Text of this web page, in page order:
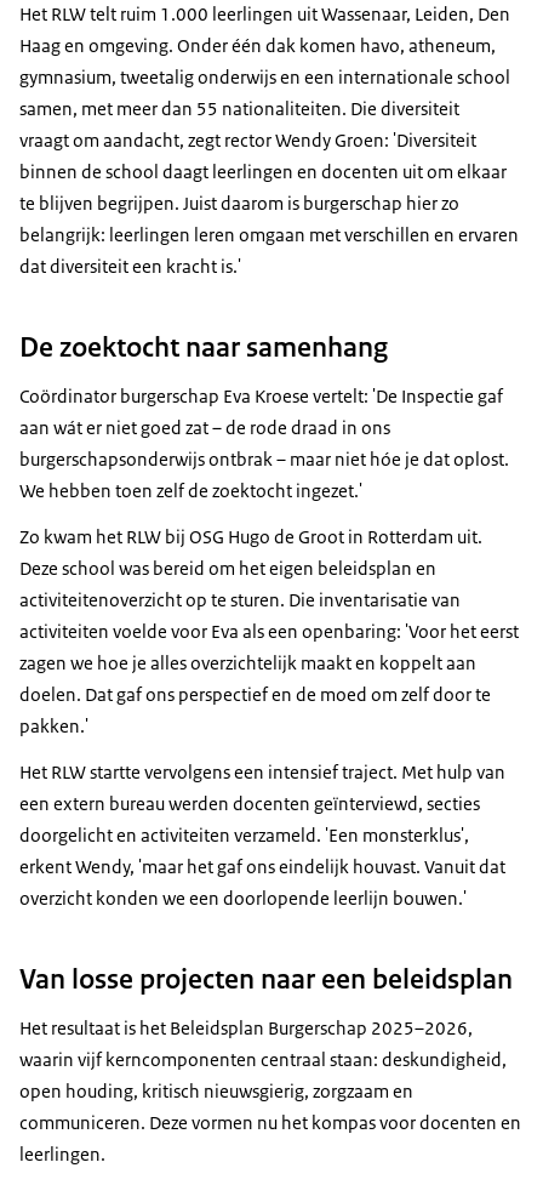
Het RLW telt ruim 1.000 leerlingen uit Wassenaar, Leiden, Den
Haag en omgeving. Onder één dak komen havo, atheneum,
gymnasium, tweetalig onderwijs en een internationale school
samen, met meer dan 55 nationaliteiten. Die diversiteit
vraagt om aandacht, zegt rector Wendy Groen: 'Diversiteit
binnen de school daagt leerlingen en docenten uit om elkaar
te blijven begrijpen. Juist daarom is burgerschap hier zo
belangrijk: leerlingen leren omgaan met verschillen en ervaren
dat diversiteit een kracht is.'
De zoektocht naar samenhang
Coördinator burgerschap Eva Kroese vertelt: 'De Inspectie gaf
aan wát er niet goed zat – de rode draad in ons
burgerschapsonderwijs ontbrak – maar niet hóe je dat oplost.
We hebben toen zelf de zoektocht ingezet.'
Zo kwam het RLW bij OSG Hugo de Groot in Rotterdam uit.
Deze school was bereid om het eigen beleidsplan en
activiteitenoverzicht op te sturen. Die inventarisatie van
activiteiten voelde voor Eva als een openbaring: 'Voor het eerst
zagen we hoe je alles overzichtelijk maakt en koppelt aan
doelen. Dat gaf ons perspectief en de moed om zelf door te
pakken.'
Het RLW startte vervolgens een intensief traject. Met hulp van
een extern bureau werden docenten geïnterviewd, secties
doorgelicht en activiteiten verzameld. 'Een monsterklus',
erkent Wendy, 'maar het gaf ons eindelijk houvast. Vanuit dat
overzicht konden we een doorlopende leerlijn bouwen.'
Van losse projecten naar een beleidsplan
Het resultaat is het Beleidsplan Burgerschap 2025–2026,
waarin vijf kerncomponenten centraal staan: deskundigheid,
open houding, kritisch nieuwsgierig, zorgzaam en
communiceren. Deze vormen nu het kompas voor docenten en
leerlingen.